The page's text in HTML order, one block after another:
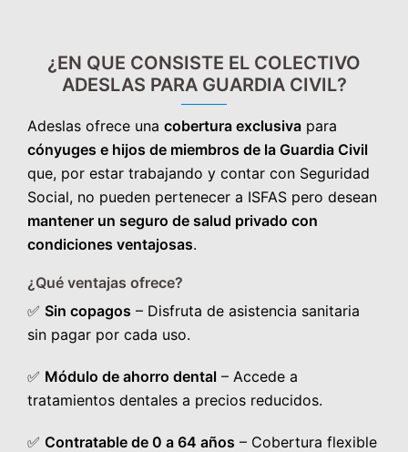
¿EN QUE CONSISTE EL COLECTIVO
ADESLAS PARA GUARDIA CIVIL?
Adeslas ofrece una cobertura exclusiva para
cónyuges e hijos de miembros de la Guardia Civil
que, por estar trabajando y contar con Seguridad
Social, no pueden pertenecer a ISFAS pero desean
mantener un seguro de salud privado con
condiciones ventajosas.
¿Qué ventajas ofrece?
✅ Sin copagos – Disfruta de asistencia sanitaria
sin pagar por cada uso.
✅ Módulo de ahorro dental – Accede a
tratamientos dentales a precios reducidos.
✅ Contratable de 0 a 64 años – Cobertura flexible